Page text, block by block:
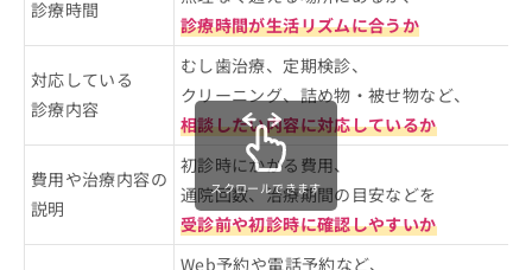
診療時間
診療時間が生活リズムに合うか
対応している
診療内容
むし歯治療、定期検診、
クリーニング、詰め物・被せ物など、
相談したい内容に対応しているか
費用や治療内容の
説明
初診時にかかる費用、
通院回数、治療期間の目安などを
受診前や初診時に確認しやすいか
Web予約や電話予約など、
スクロールできます